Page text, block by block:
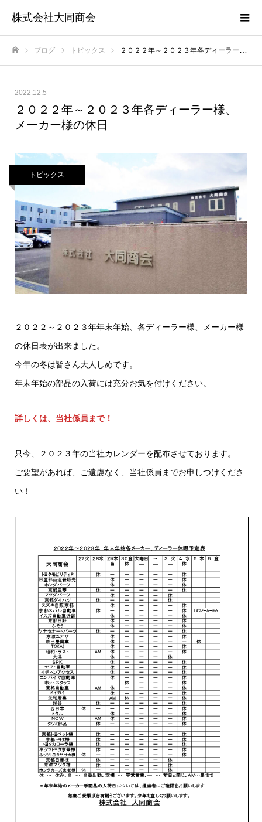
株式会社大同商会
ブログ トピックス ２０２２年～２０２３年各ディーラー様、メーカー様の休日
2022.12.5
２０２２年～２０２３年各ディーラー様、
メーカー様の休日
トピックス
２０２２～２０２３年年末年始、各ディーラー様、メーカー様
の休日表が出来ました。
今年の冬は皆さん大人しめです。
年末年始の部品の入荷には充分お気を付けください。
詳しくは、当社係員まで！
只今、２０２３年の当社カレンダーを配布させております。
ご要望があれば、ご遠慮なく、当社係員までお申しつけくださ
い！